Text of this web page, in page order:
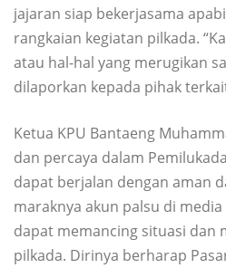
jajaran siap bekerjasama
rangkaian kegiatan pilkada.
atau hal-hal yang merugikan
dilaporkan kepada pihak
Ketua KPU Bantaeng
dan percaya dalam
dapat berjalan dengan aman
maraknya akun palsu di
dapat memancing situasi dan
pilkada. Dirinya berharap